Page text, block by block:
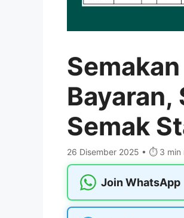
Bayaran,
Semak
26 Disember 2025 • ⏱️ 3 min
Join WhatsApp